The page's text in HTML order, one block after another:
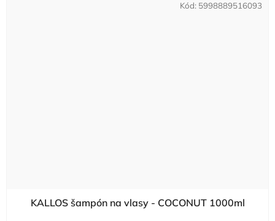
KALLOS šampón na vlasy - COCONUT 1000ml
Kód: 5998889516093